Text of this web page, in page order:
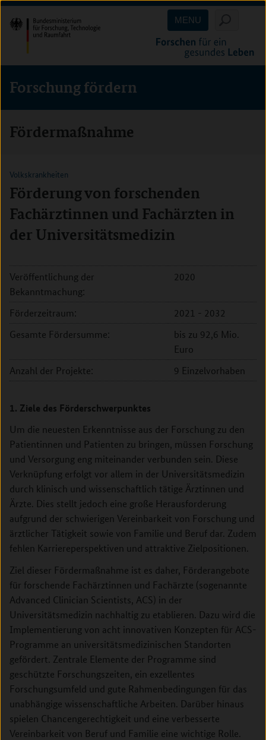
Direkt
zum
Inhalt
(Eingabetaste)
Direkt
zum
Hauptmenu
(Eingabetaste)
Direkt
zur
Suche
(Eingabetaste)
MENU
Forschung fördern
Fördermaßnahme
Volkskrankheiten
Förderung von forschenden
Fachärztinnen und Fachärzten in
der Universitätsmedizin
Veröffentlichung der
Bekanntmachung:
2020
Förderzeitraum:
2021 - 2032
Gesamte Fördersumme:
bis zu 92,6 Mio.
Euro
Anzahl der Projekte:
9 Einzelvorhaben
1. Ziele des Förderschwerpunktes
Um die neuesten Erkenntnisse aus der Forschung zu den
Patientinnen und Patienten zu bringen, müssen Forschung
und Versorgung eng miteinander verbunden sein. Diese
Verknüpfung erfolgt vor allem in der Universitätsmedizin
durch klinisch und wissenschaftlich tätige Ärztinnen und
Ärzte. Dies stellt jedoch eine große Herausforderung
aufgrund der schwierigen Vereinbarkeit von Forschung und
ärztlicher Tätigkeit sowie von Familie und Beruf dar. Zudem
fehlen Karriereperspektiven und attraktive Zielpositionen.
Ziel dieser Fördermaßnahme ist es daher, Förderangebote
für forschende Fachärztinnen und Fachärzte (sogenannte
Advanced Clinician Scientists, ACS) in der
Universitätsmedizin nachhaltig zu etablieren. Dazu wird die
Implementierung von acht innovativen Konzepten für ACS-
Programme an universitätsmedizinischen Standorten
gefördert. Zentrale Elemente der Programme sind
geschützte Forschungszeiten, ein exzellentes
Forschungsumfeld und gute Rahmenbedingungen für das
unabhängige wissenschaftliche Arbeiten. Darüber hinaus
spielen Chancengerechtigkeit und eine verbesserte
Vereinbarkeit von Beruf und Familie eine wichtige Rolle.